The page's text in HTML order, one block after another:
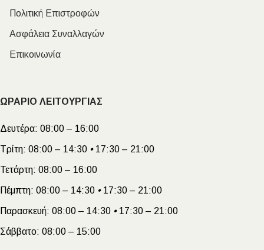
Πολιτική Επιστροφών
Ασφάλεια Συναλλαγών
Επικοινωνία
ΩΡΑΡΙΟ ΛΕΙΤΟΥΡΓΙΑΣ
Δευτέρα: 08:00 – 16:00
Τρίτη: 08:00 – 14:30 •17:30 – 21:00
Τετάρτη: 08:00 – 16:00
Πέμπτη: 08:00 – 14:30 •17:30 – 21:00
Παρασκευή: 08:00 – 14:30 •17:30 – 21:00
Σάββατο: 08:00 – 15:00